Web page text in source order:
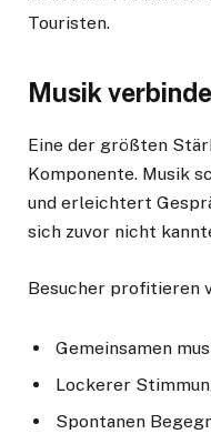
Touristen.
Musik
Eine der größten
Komponente. Musik
und erleichtert
sich zuvor nicht
Besucher profitieren
Gemeinsamen
Lockerer
Spontanen